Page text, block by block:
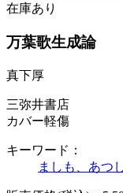
在庫あり
万葉歌生成論
真下厚
三弥井書店
カバー軽傷
キーワード：
ましも、あつ